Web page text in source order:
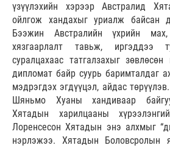
үзүүлэхийн хэрээр Австралид
ойлгож хандахыг уриалж байсан
Бээжин Австралийн үхрийн
хязгаарлалт тавьж, иргэддээ
суралцахаас татгалзахыг
дипломат байр суурь баримталдаг
мэдрэгдэх эгдүүцэл, айдас
Шяньмо Хуаны хандиваар
Хятадын харилцааны
Лоренсесон Хятадын энэ алхмыг
нэрлэжээ. Хятадын Боловсролын